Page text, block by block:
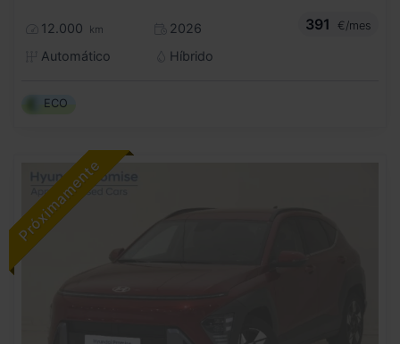
12.000 km
2026
Automático
Híbrido
391
€/mes
ECO